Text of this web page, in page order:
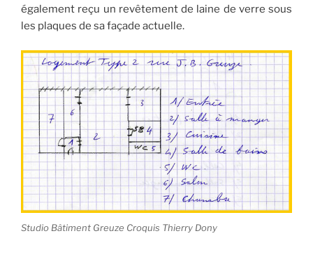
également reçu un revêtement de laine de verre sous
les plaques de sa façade actuelle.
Studio Bâtiment Greuze Croquis Thierry Dony